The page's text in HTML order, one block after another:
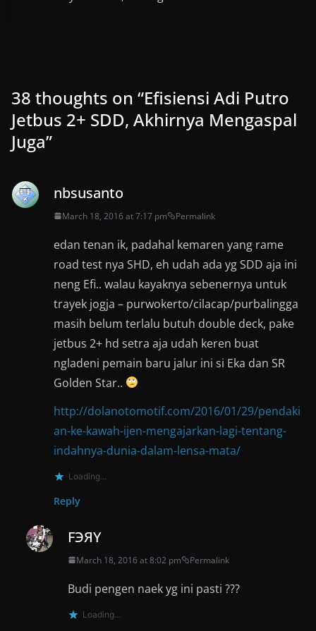
38 thoughts on “Efisiensi Adi Putro
Jetbus 2+ SDD, Akhirnya Mengaspal
Juga”
nbsusanto
March 18, 2016 at 7:17 pm Permalink
edan tenan ik, padahal kemaren yang rame
road test nya SHD, eh udah ada yg SDD aja ini
neng Efi.. walau kayaknya sebenernya untuk
trayek jogja – purwokerto/cilacap/purbalingga
masih belum terlalu butuh double deck, pake
jetbus 2+ hd setra aja udah keren buat
ngladeni pemain baru jalur ini si Eka dan SR
Golden Star..
http://dolanotomotif.com/2016/01/29/pendaki
an-ke-kawah-ijen-mengajarkan-lagi-tentang-
indahnya-dunia-dalam-lensa-mata/
Loading...
Reply
FЭЯY
March 18, 2016 at 8:02 pm Permalink
Budi pengen naek yg ini pasti ???
Loading...